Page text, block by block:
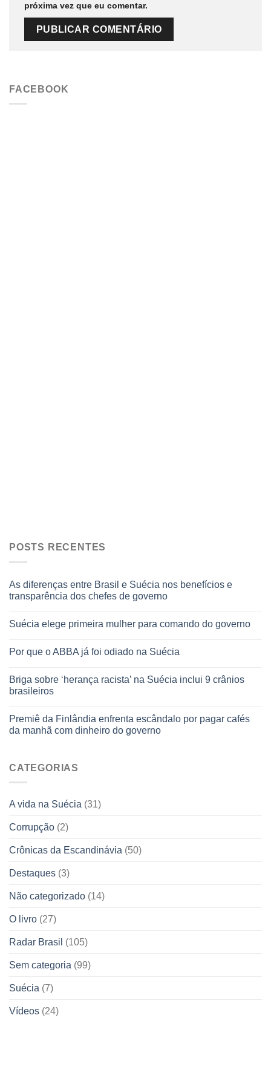
próxima vez que eu comentar.
FACEBOOK
POSTS RECENTES
As diferenças entre Brasil e Suécia nos benefícios e
transparência dos chefes de governo
Suécia elege primeira mulher para comando do governo
Por que o ABBA já foi odiado na Suécia
Briga sobre ‘herança racista’ na Suécia inclui 9 crânios
brasileiros
Premiê da Finlândia enfrenta escândalo por pagar cafés
da manhã com dinheiro do governo
CATEGORIAS
A vida na Suécia (31)
Corrupção (2)
Crônicas da Escandinávia (50)
Destaques (3)
Não categorizado (14)
O livro (27)
Radar Brasil (105)
Sem categoria (99)
Suécia (7)
Vídeos (24)